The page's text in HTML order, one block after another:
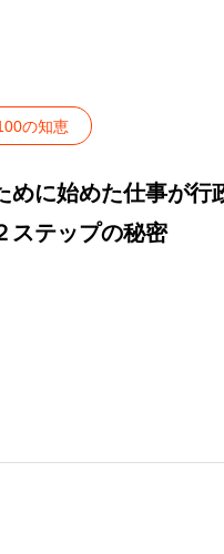
の知恵
めに始めた仕事が行
ステップの秘密